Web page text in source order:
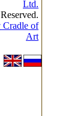
Ltd.
Cradle of
Art